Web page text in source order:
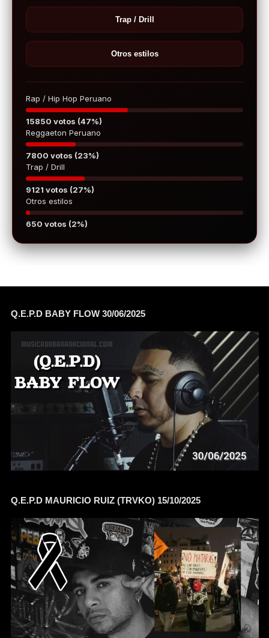
Trap / Drill
Otros estilos
Rap / Hip Hop Peruano
15850 votos (47%)
Reggaeton Peruano
7800 votos (23%)
Trap / Drill
9121 votos (27%)
Otros estilos
650 votos (2%)
Q.E.P.D BABY FLOW 30/06/2025
Q.E.P.D MAURICIO RUIZ (TRVKO) 15/10/2025